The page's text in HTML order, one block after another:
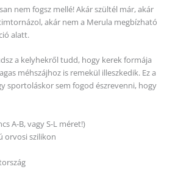
nem fogsz mellé! Akár szültél már, akár
akár nem a Merula megbízható
alatt.
a kelyhekről tudd, hogy kerek formája
méhszájhoz is remekül illeszkedik. Ez a
sportoláskor sem fogod észrevenni, hogy
A-B, vagy S-L méret!)
orvosi szilikon